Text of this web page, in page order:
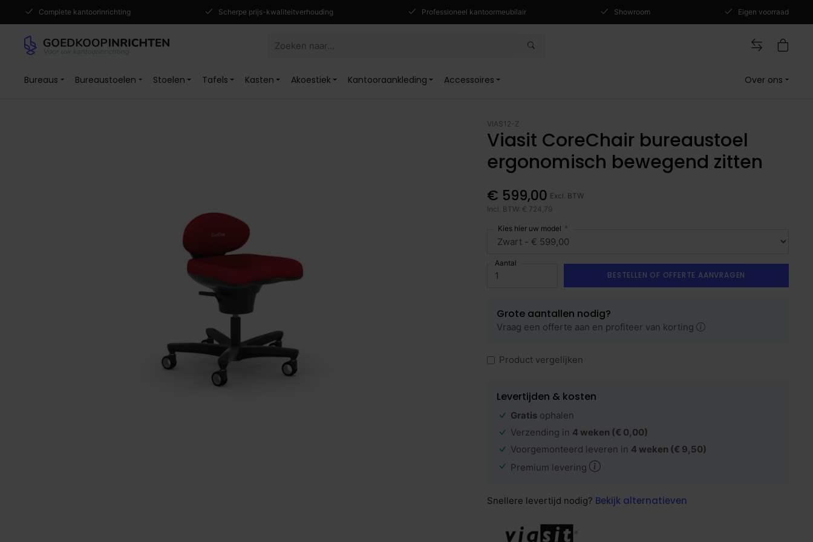
Complete kantoorinrichting Scherpe prijs-kwaliteitverhouding Professioneel kantoormeubilair Showroom Eigen voorraad
Bureaus Bureaustoelen Stoelen Tafels Kasten Akoestiek Kantooraankleding Accessoires Over ons
VIAS12-Z
Viasit CoreChair bureaustoel
ergonomisch bewegend zitten
€ 599,00 Excl. BTW
Incl. BTW: € 724,79
Kies hier uw model
Aantal
BESTELLEN OF OFFERTE AANVRAGEN
Grote aantallen nodig?
Vraag een offerte aan en profiteer van korting
Product vergelijken
Levertijden & kosten
Gratis ophalen
Verzending in 4 weken (€ 0,00)
Voorgemonteerd leveren in 4 weken (€ 9,50)
Premium levering
Snellere levertijd nodig? Bekijk alternatieven